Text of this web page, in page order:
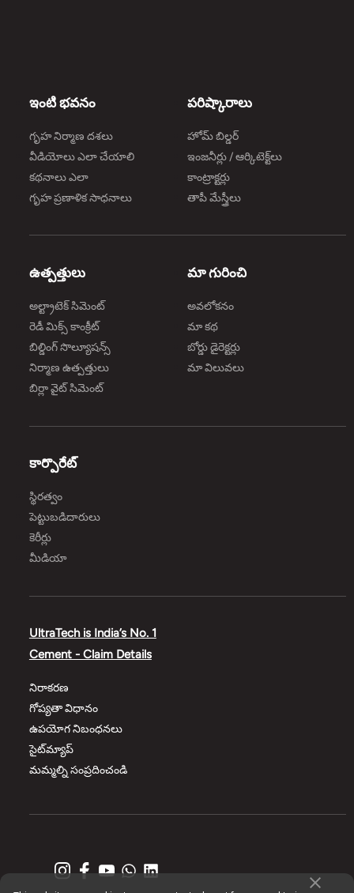
ఇంటి భవనం
గృహ నిర్మాణ దశలు
వీడియోలు ఎలా చేయాలి
కథనాలు ఎలా
గృహ ప్రణాళిక సాధనాలు
పరిష్కారాలు
హోమ్ బిల్డర్
ఇంజనీర్లు / ఆర్కిటెక్ట్‌లు
కాంట్రాక్టర్లు
తాపీ మేస్త్రీలు
ఉత్పత్తులు
అల్ట్రాటెక్ సిమెంట్
రెడీ మిక్స్ కాంక్రీట్
బిల్డింగ్ సొల్యూషన్స్
నిర్మాణ ఉత్పత్తులు
బిర్లా వైట్ సిమెంట్
మా గురించి
అవలోకనం
మా కథ
బోర్డు డైరెక్టర్లు
మా విలువలు
కార్పొరేట్
స్థిరత్వం
పెట్టుబడిదారులు
కెరీర్లు
మీడియా
UltraTech is India’s No. 1
Cement - Claim Details
నిరాకరణ
గోప్యతా విధానం
ఉపయోగ నిబంధనలు
సైట్‌మ్యాప్
మమ్మల్ని సంప్రదించండి